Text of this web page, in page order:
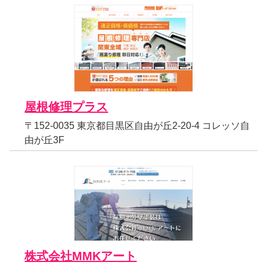
屋根修理プラス
〒152-0035 東京都目黒区自由が丘2-20-4 コレッソ自
由が丘3F
株式会社MMKアート